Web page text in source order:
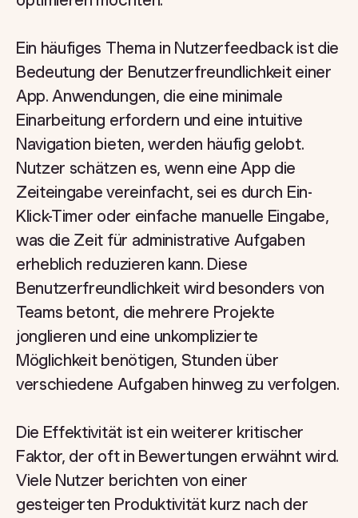
Ein häufiges Thema in Nutzerfeedback ist die
Bedeutung der Benutzerfreundlichkeit einer
App. Anwendungen, die eine minimale
Einarbeitung erfordern und eine intuitive
Navigation bieten, werden häufig gelobt.
Nutzer schätzen es, wenn eine App die
Zeiteingabe vereinfacht, sei es durch Ein-
Klick-Timer oder einfache manuelle Eingabe,
was die Zeit für administrative Aufgaben
erheblich reduzieren kann. Diese
Benutzerfreundlichkeit wird besonders von
Teams betont, die mehrere Projekte
jonglieren und eine unkomplizierte
Möglichkeit benötigen, Stunden über
verschiedene Aufgaben hinweg zu verfolgen.
Die Effektivität ist ein weiterer kritischer
Faktor, der oft in Bewertungen erwähnt wird.
Viele Nutzer berichten von einer
gesteigerten Produktivität kurz nach der